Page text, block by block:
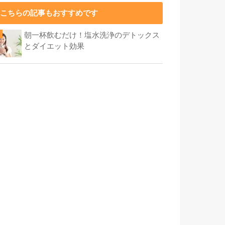
こちらの記事もおすすめです
朝一杯飲むだけ！塩水洗浄のデトックス
とダイエット効果